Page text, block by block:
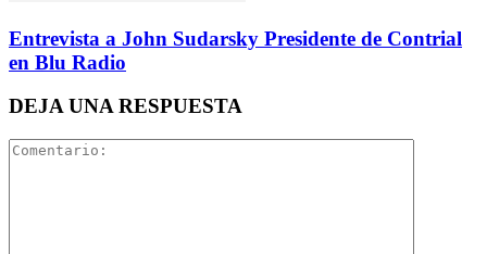
Entrevista a John Sudarsky Presidente de Contrial
en Blu Radio
DEJA UNA RESPUESTA